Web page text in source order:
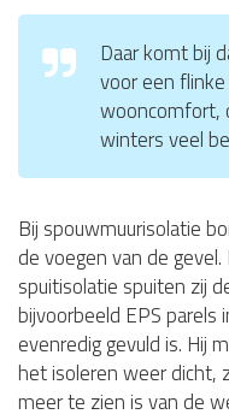
Daar komt bij
voor een
wooncomfort,
winters veel
Bij spouwmuurisolatie
de voegen van de
spuitisolatie spuiten zij
bijvoorbeeld EPS
evenredig gevuld is. Hij
het isoleren weer dicht,
meer te zien is van de